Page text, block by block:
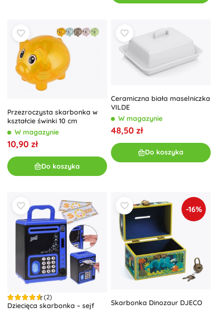
Przezroczysta skarbonka w
kształcie świnki 10 cm
W magazynie
10,90 zł
Do koszyka
Ceramiczna biała maselniczka
VILDE
W magazynie
48,50 zł
Do koszyka
(2)
Dziecięca skarbonka – sejf
-16%
Skarbonka Dinozaur DJECO